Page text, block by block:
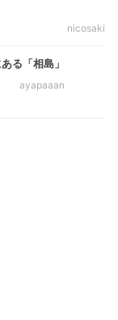
nicosaki
る「相島」
ayapaaan